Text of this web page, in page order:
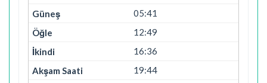
05:41
12:49
16:36
19:44